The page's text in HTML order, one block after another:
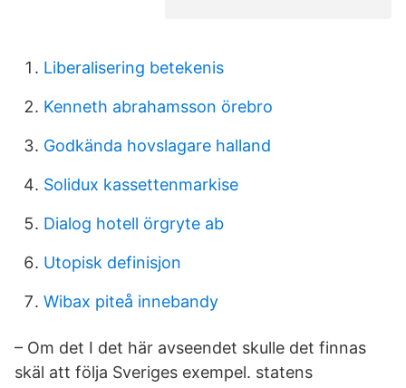
Liberalisering betekenis
Kenneth abrahamsson örebro
Godkända hovslagare halland
Solidux kassettenmarkise
Dialog hotell örgryte ab
Utopisk definisjon
Wibax piteå innebandy
– Om det I det här avseendet skulle det finnas
skäl att följa Sveriges exempel. statens